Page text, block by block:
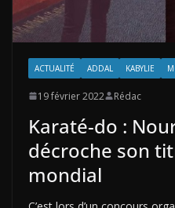
ACTUALITÉ ADDAL KABYLIE
19 février 2022 Rédac
Karaté-do :
décroche son
mondial